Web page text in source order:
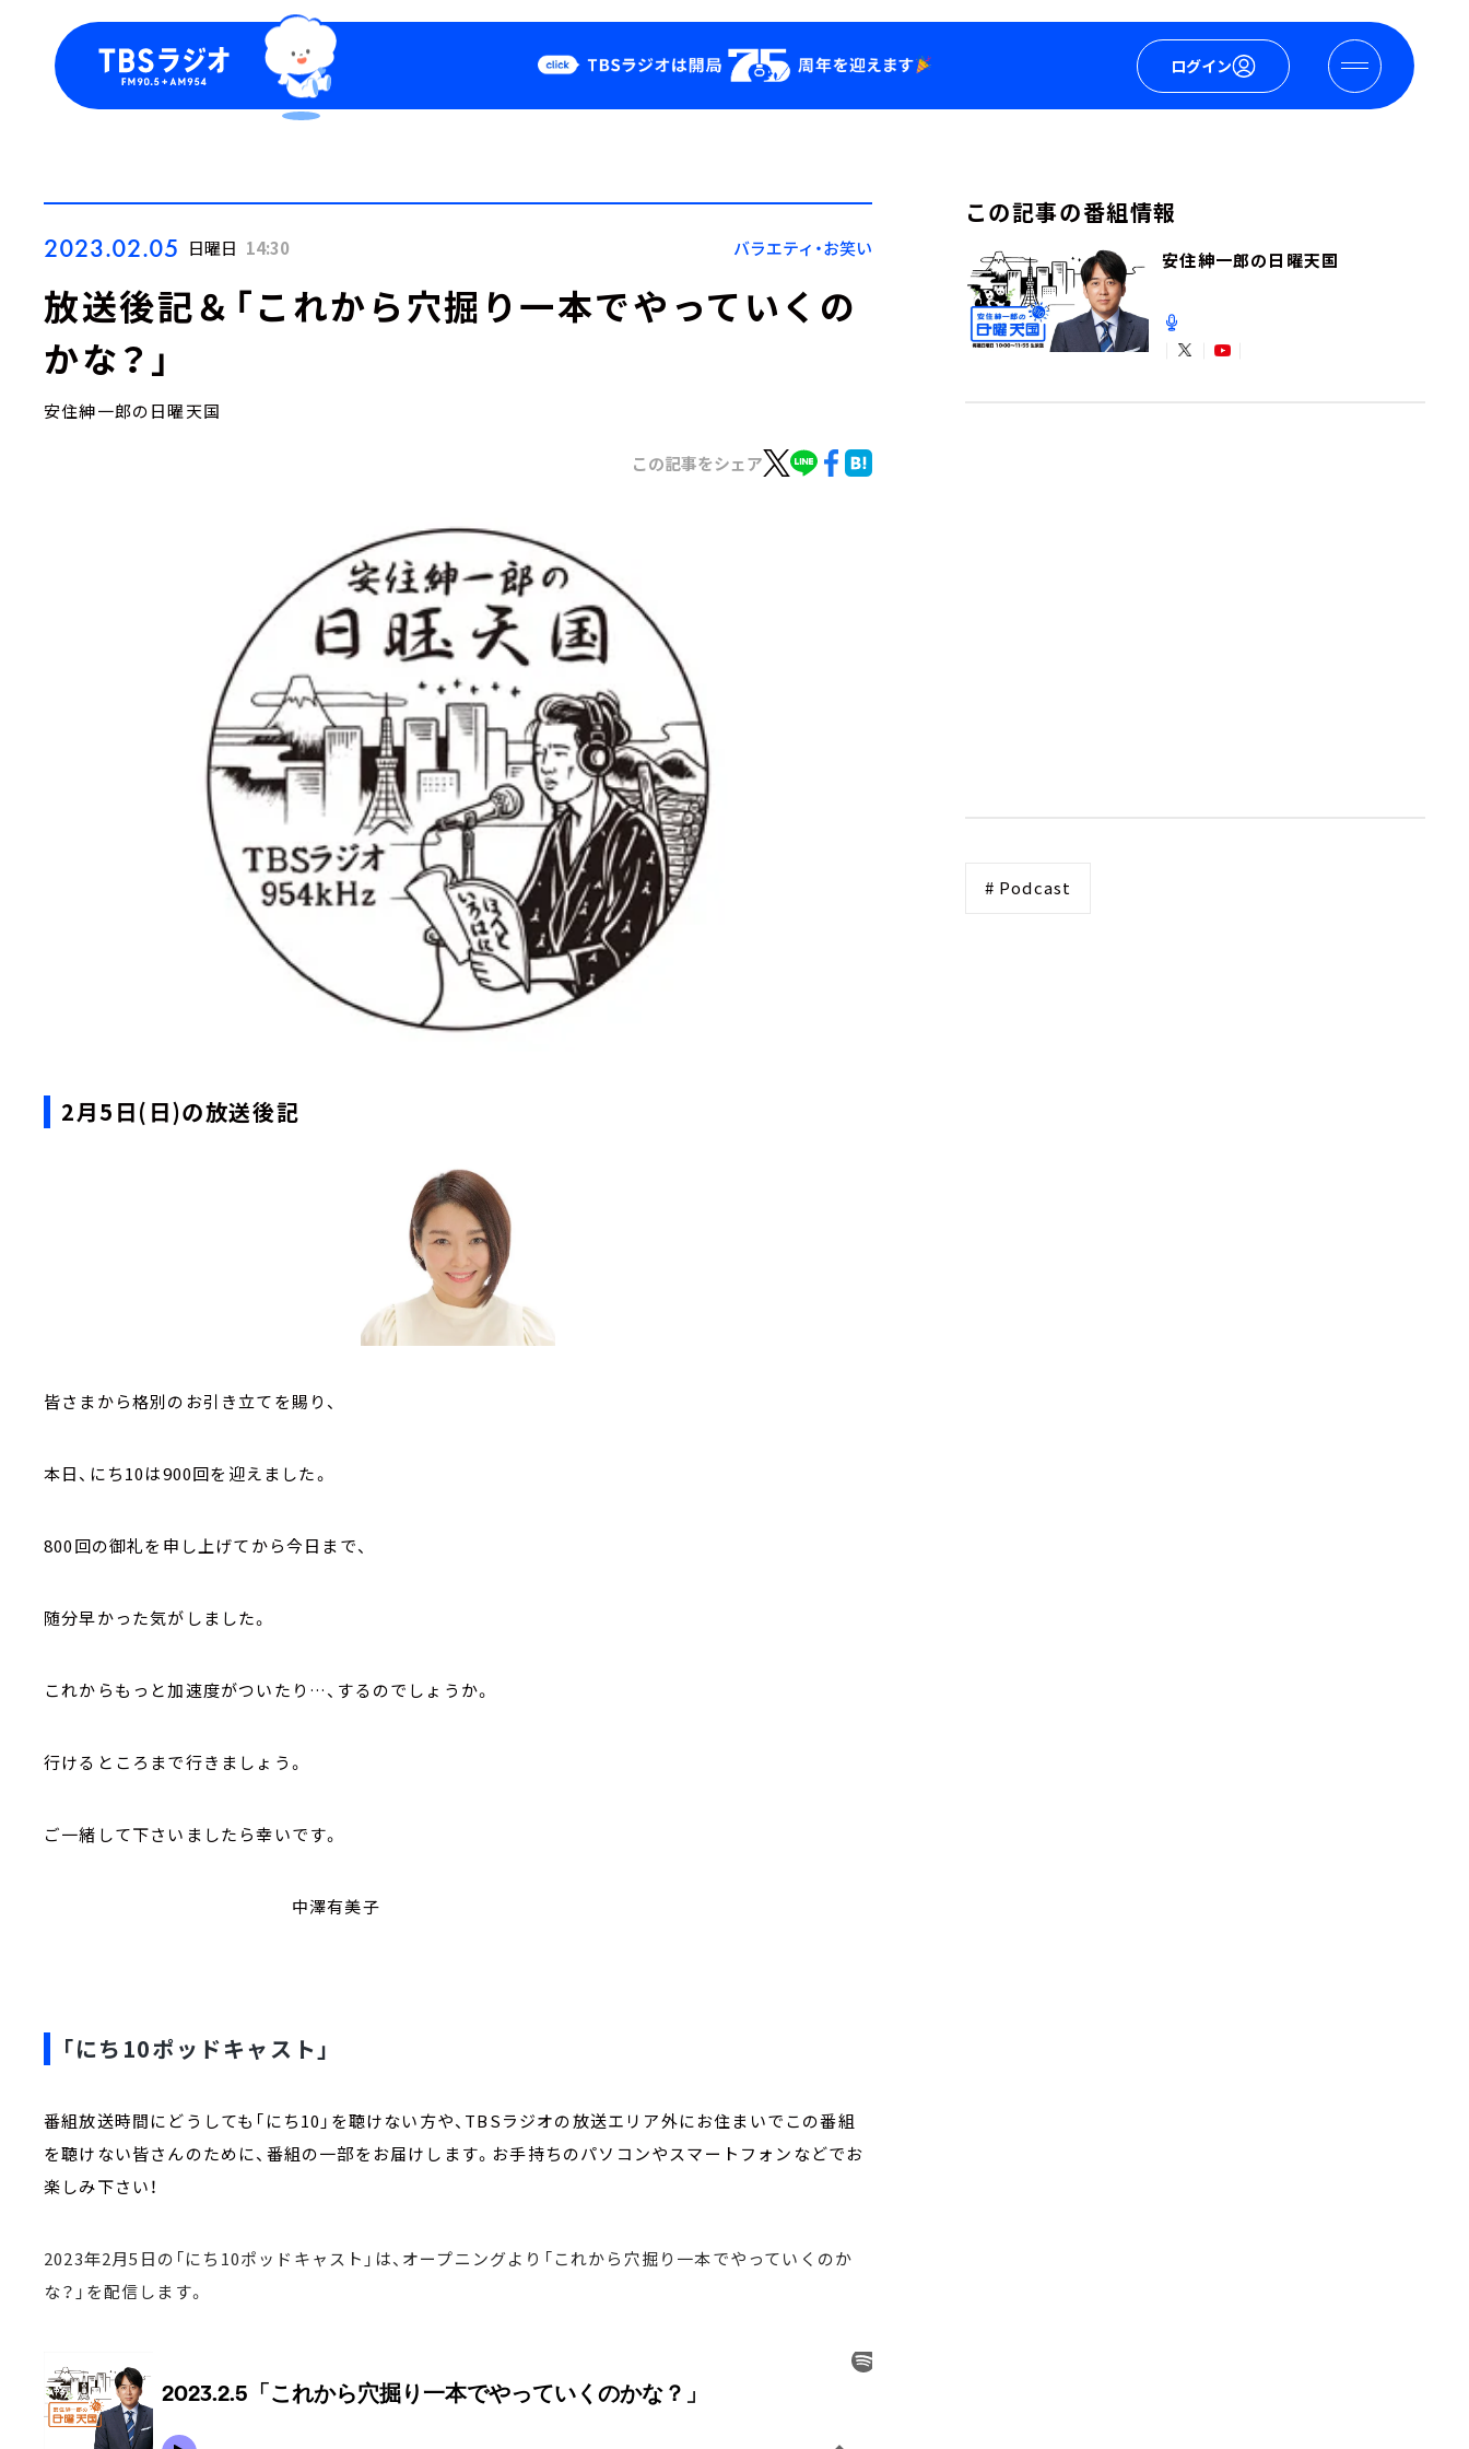
ログイン
Podcast
YouTube
会社情報
2023.02.05 日曜日 14:30 バラエティ・お笑い
放送後記＆「これから穴掘り一本でやっていくの
かな？」
安住紳一郎の日曜天国
この記事をシェア
2月5日(日)の放送後記
皆さまから格別のお引き立てを賜り、
本日、にち10は900回を迎えました。
800回の御礼を申し上げてから今日まで、
随分早かった気がしました。
これからもっと加速度がついたり…、するのでしょうか。
行けるところまで行きましょう。
ご一緒して下さいましたら幸いです。
中澤有美子
「にち10ポッドキャスト」
番組放送時間にどうしても「にち10」を聴けない方や、TBSラジオの放送エリア外にお住まいでこの番組
を聴けない皆さんのために、番組の一部をお届けします。お手持ちのパソコンやスマートフォンなどでお
楽しみ下さい！
2023年2月5日の「にち10ポッドキャスト」は、オープニングより「これから穴掘り一本でやっていくのか
な？」を配信します。
この記事の番組情報
安住紳一郎の日曜天国
# Podcast